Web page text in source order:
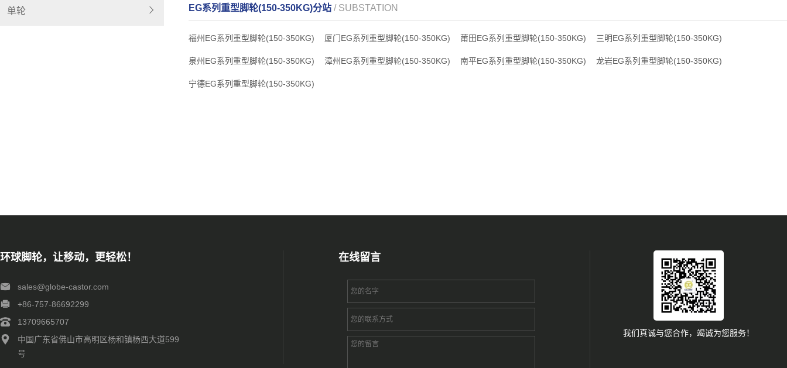
单轮 EG系列重型脚轮(150-350KG)分站 / SUBSTATION
福州EG系列重型脚轮(150-350KG) 厦门EG系列重型脚轮(150-350KG) 莆田EG系列重型脚轮(150-350KG) 三明EG系列重型脚轮(150-350KG)
泉州EG系列重型脚轮(150-350KG) 漳州EG系列重型脚轮(150-350KG) 南平EG系列重型脚轮(150-350KG) 龙岩EG系列重型脚轮(150-350KG)
宁德EG系列重型脚轮(150-350KG)
环球脚轮，让移动，更轻松！
sales@globe-castor.com
+86-757-86692299
13709665707
中国广东省佛山市高明区杨和镇杨西大道599
号
在线留言
我们真诚与您合作，竭诚为您服务！